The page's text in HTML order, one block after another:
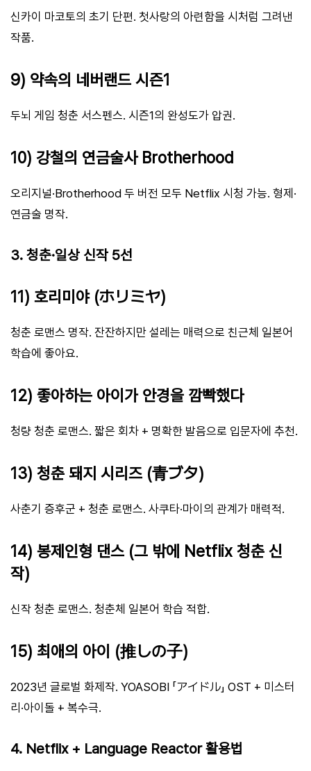
신카이 마코토의 초기 단편. 첫사랑의 아련함을 시처럼 그려낸
작품.
9) 약속의 네버랜드 시즌1
두뇌 게임 청춘 서스펜스. 시즌1의 완성도가 압권.
10) 강철의 연금술사 Brotherhood
오리지널·Brotherhood 두 버전 모두 Netflix 시청 가능. 형제·
연금술 명작.
3. 청춘·일상 신작 5선
11) 호리미야 (ホリミヤ)
청춘 로맨스 명작. 잔잔하지만 설레는 매력으로 친근체 일본어
학습에 좋아요.
12) 좋아하는 아이가 안경을 깜빡했다
청량 청춘 로맨스. 짧은 회차 + 명확한 발음으로 입문자에 추천.
13) 청춘 돼지 시리즈 (青ブタ)
사춘기 증후군 + 청춘 로맨스. 사쿠타·마이의 관계가 매력적.
14) 봉제인형 댄스 (그 밖에 Netflix 청춘 신
작)
신작 청춘 로맨스. 청춘체 일본어 학습 적합.
15) 최애의 아이 (推しの子)
2023년 글로벌 화제작. YOASOBI 「アイドル」 OST + 미스터
리·아이돌 + 복수극.
4. Netflix + Language Reactor 활용법